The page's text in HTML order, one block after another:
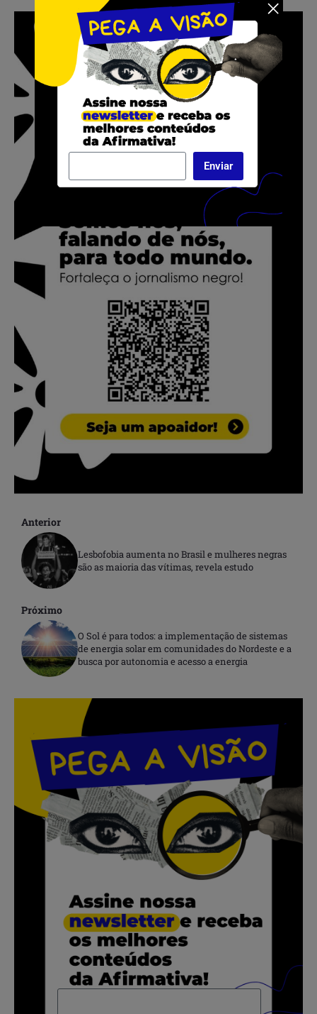
Anterior
Lesbofobia aumenta no Brasil e mulheres negras
são as maioria das vítimas, revela estudo
Próximo
O Sol é para todos: a implementação de sistemas
de energia solar em comunidades do Nordeste e a
busca por autonomia e acesso a energia
.
.
Enviar